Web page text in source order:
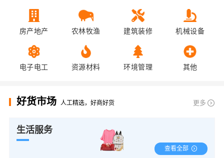
房产地产 农林牧渔 建筑装修 机械设备
电子电工 资源材料 环境管理 其他
好货市场 人工精选，好商好货 更多
生活服务
查看全部